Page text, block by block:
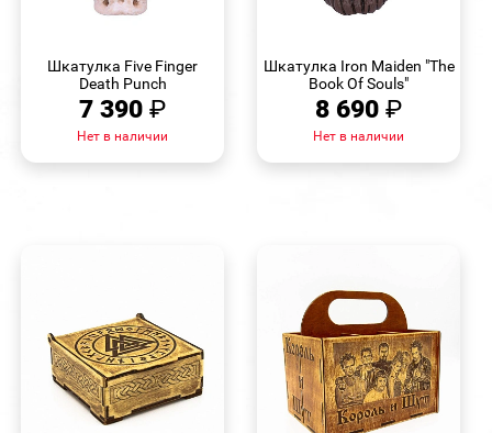
Шкатулка Five Finger
Death Punch
7 390 ₽
Нет в наличии
Шкатулка Iron Maiden "The
Book Of Souls"
8 690 ₽
Нет в наличии